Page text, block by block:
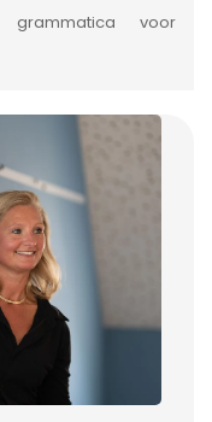
grammatica voor